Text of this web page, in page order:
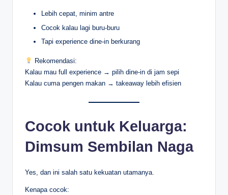
Lebih cepat, minim antre
Cocok kalau lagi buru-buru
Tapi experience dine-in berkurang
Rekomendasi:
Kalau mau full experience → pilih dine-in di jam sepi
Kalau cuma pengen makan → takeaway lebih efisien
Cocok untuk Keluarga:
Dimsum Sembilan Naga
Yes, dan ini salah satu kekuatan utamanya.
Kenapa cocok: